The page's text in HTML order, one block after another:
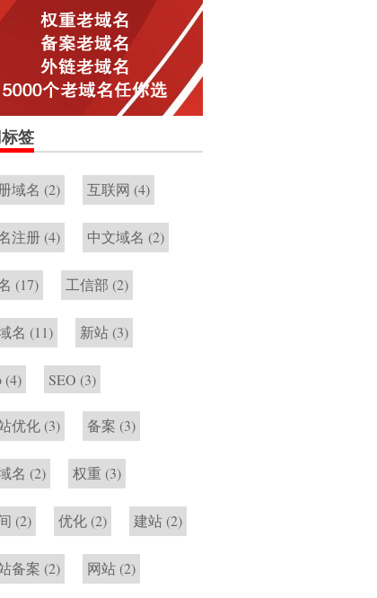
签
域名 (2) 互联网 (4)
注册 (4) 中文域名 (2)
(17) 工信部 (2)
名 (11) 新站 (3)
(4) SEO (3)
优化 (3) 备案 (3)
名 (2) 权重 (3)
(2) 优化 (2) 建站 (2)
备案 (2) 网站 (2)